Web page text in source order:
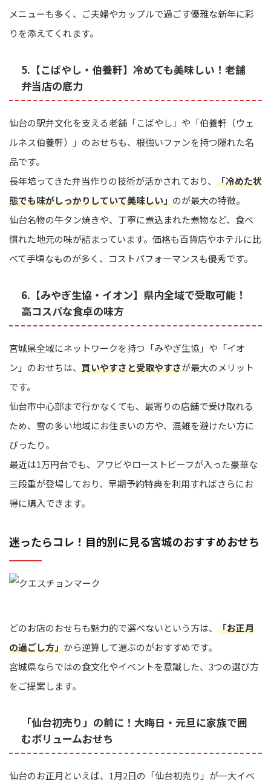
メニューも多く、ご夫婦やカップルで過ごす優雅な新年に彩
りを添えてくれます。
5.【こばやし・伯養軒】冷めても美味しい！老舗
弁当店の底力
仙台の駅弁文化を支える老舗「こばやし」や「伯養軒（ウェ
ルネス伯養軒）」のおせちも、根強いファンを持つ隠れた名
品です。
長年培ってきた弁当作りの技術が活かされており、 「冷めた状
態でも味がしっかりしていて美味しい」のが最大の特徴。
仙台名物の牛タン焼きや、丁寧に煮込まれた煮物など、食べ
慣れた地元の味が詰まっています。価格も百貨店やホテルに比
べて手頃なものが多く、コストパフォーマンスも優秀です。
6.【みやぎ生協・イオン】県内全域で受取可能！
高コスパな食卓の味方
宮城県全域にネットワークを持つ「みやぎ生協」や「イオ
ン」のおせちは、 買いやすさと受取やすさが最大のメリット
です。
仙台市中心部まで行かなくても、最寄りの店舗で受け取れる
ため、雪の多い地域にお住まいの方や、混雑を避けたい方に
ぴったり。
最近は1万円台でも、アワビやローストビーフが入った豪華な
三段重が登場しており、早期予約特典を利用すればさらにお
得に購入できます。
迷ったらコレ！目的別に見る宮城のおすすめおせち
どのお店のおせちも魅力的で選べないという方は、 「お正月
の過ごし方」から逆算して選ぶのがおすすめです。
宮城県ならではの食文化やイベントを意識した、3つの選び方
をご提案します。
「仙台初売り」の前に！大晦日・元旦に家族で囲
むボリュームおせち
仙台のお正月といえば、1月2日の「仙台初売り」が一大イベ